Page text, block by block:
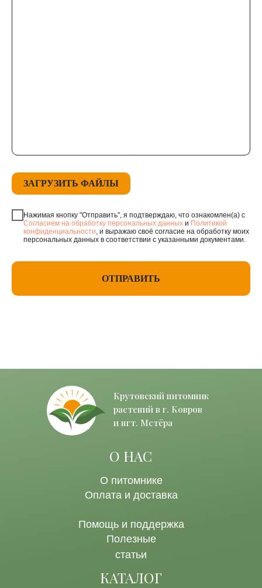
ЗАГРУЗИТЬ ФАЙЛЫ
Нажимая кнопку "Отправить", я подтверждаю, что ознакомлен(а) с
Согласием на обработку персональных данных и Политикой
конфиденциальности , и выражаю своё согласие на обработку моих
персональных данных в соответствии с указанными документами.
ОТПРАВИТЬ
КАТАЛОГ
Крутовский питомник
растений в г. Ковров
и пгт. Мстёра
О питомнике
Оплата и доставка
Помощь и поддержка
Полезные
статьи
О НАС